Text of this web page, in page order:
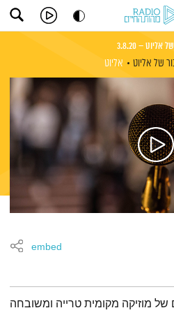
אליוט – 3.8.20
של אליוט אליוט
embed
של מוזיקה מקומית טרייה ומשובחה